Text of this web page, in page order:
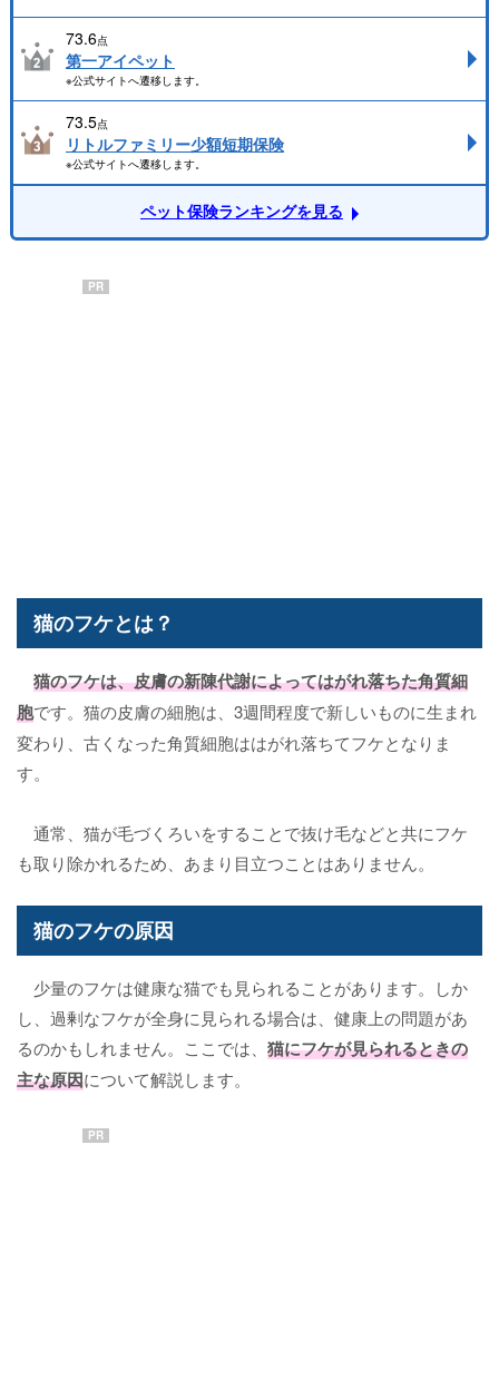
73.6点
第一アイペット
※公式サイトへ遷移します。
73.5点
リトルファミリー少額短期保険
※公式サイトへ遷移します。
ペット保険ランキングを見る
PR
猫のフケとは？
猫のフケは、皮膚の新陳代謝によってはがれ落ちた角質細
胞です。猫の皮膚の細胞は、3週間程度で新しいものに生まれ
変わり、古くなった角質細胞ははがれ落ちてフケとなりま
す。
通常、猫が毛づくろいをすることで抜け毛などと共にフケ
も取り除かれるため、あまり目立つことはありません。
猫のフケの原因
少量のフケは健康な猫でも見られることがあります。しか
し、過剰なフケが全身に見られる場合は、健康上の問題があ
るのかもしれません。ここでは、 猫にフケが見られるときの
主な原因について解説します。
PR